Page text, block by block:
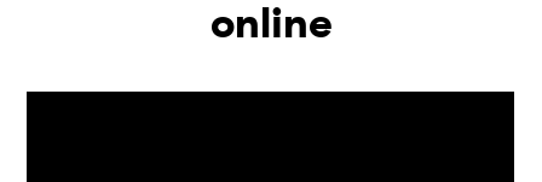
online